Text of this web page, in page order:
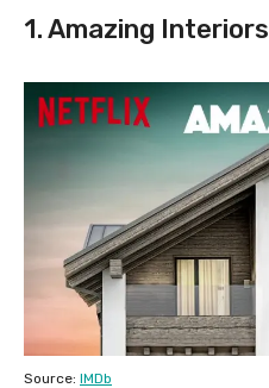
1. Amazing Interiors
Source: IMDb